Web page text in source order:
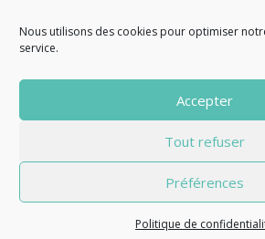
Nous utilisons des cookies pour optimiser
service.
Accepter
Tout refuser
Préférences
Politique de
Mentions légales
Politique de
Contact